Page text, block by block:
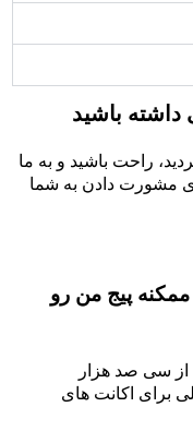
باشید
راحت باشید و به ما
مشورت دادن به شما
پیج من رو
این ۷ سال بیش از سی صد هزار
برای اکانت های